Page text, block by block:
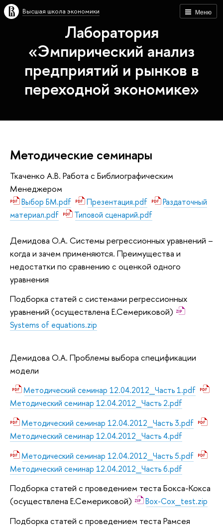
Меню
Высшая школа экономики
Лаборатория
«Эмпирический анализ
предприятий и рынков в
переходной экономике»
Методические семинары
Ткаченко А.В. Работа с Библиографическим
Менеджером
Выбор БМ.pdf Презентация.pdf
Раздаточный
материал.pdf
Типовой сценарий.pdf
Демидова О.А. Системы регрессионных уравнений –
когда и зачем применяются. Преимущества и
недостатки по сравнению с оценкой одного
уравнения
Подборка статей с системами регрессионных
уравнений (осуществлена Е.Семериковой)
Systems of equations.zip
Демидова О.А. Проблемы выбора спецификации
модели
Методический семинар 12.04.2012_Часть 1.pdf
Методический семинар 12.04.2012_Часть 2.pdf
Методический семинар 12.04.2012_Часть 3.pdf
Методический семинар 12.04.2012_Часть 4.pdf
Методический семинар 12.04.2012_Часть 5.pdf
Методический семинар 12.04.2012_Часть 6.pdf
Подборка статей с проведением теста Бокса-Кокса
(осуществлена Е.Семериковой)
Box-Cox_test.zip
Подборка статей с проведением теста Рамсея